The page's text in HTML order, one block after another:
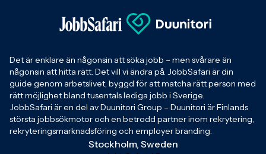
Det är enklare än någonsin att söka jobb – men svårare än
någonsin att hitta rätt. Det vill vi ändra på. JobbSafari är din
guide genom arbetslivet, byggd för att matcha rätt person med
rätt möjlighet bland tusentals lediga jobb i Sverige.
JobbSafari är en del av Duunitori Group – Duunitori är Finlands
största jobbsökmotor och en betrodd partner inom rekrytering,
rekryteringsmarknadsföring och employer branding.
Stockholm, Sweden